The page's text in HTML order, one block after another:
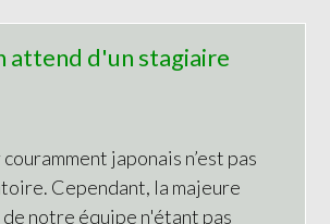
attend d'un stagiaire
japonais n’est pas
Cependant, la majeure
notre équipe n'étant pas